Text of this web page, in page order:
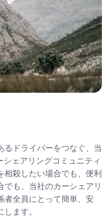
るドライバーをつなぐ、当
ェアリングコミュニティ
相殺したい場合でも、便利
も、当社のカーシェアリ
者全員にとって簡単、安
ます。